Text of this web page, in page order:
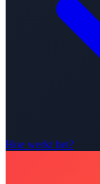
Hoe werkt het?